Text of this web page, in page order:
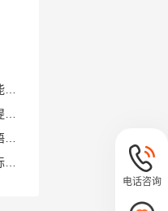
VIPKID 如何培养孩子紧急英语能力？
VIPKID 如何通过餐厅点餐教学提升少儿英语应用能力？
VIPKID 如何用酒店场景革新英语教学？
VIPKID 如何用英语日记培养国际化人才？
电话咨询